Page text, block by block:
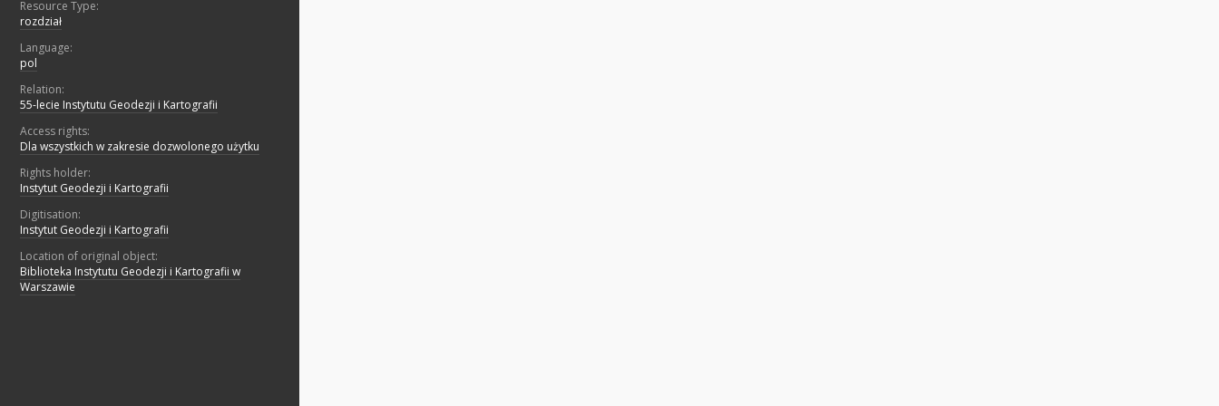
Resource Type:
rozdział
Language:
pol
Relation:
55-lecie Instytutu Geodezji i Kartografii
Access rights:
Dla wszystkich w zakresie dozwolonego użytku
Rights holder:
Instytut Geodezji i Kartografii
Digitisation:
Instytut Geodezji i Kartografii
Location of original object:
Biblioteka Instytutu Geodezji i Kartografii w
Warszawie